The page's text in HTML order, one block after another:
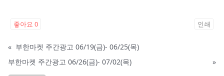
좋아요 0 인쇄
« 부한마켓 주간광고 06/19(금)- 06/25(목)
부한마켓 주간광고 06/26(금)- 07/02(목)
»